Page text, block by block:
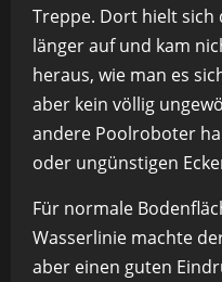
Treppe. Dort hielt
länger auf und kam
heraus, wie man es
aber kein völlig
andere Poolroboter
oder ungünstigen
Für normale
Wasserlinie machte
aber einen guten